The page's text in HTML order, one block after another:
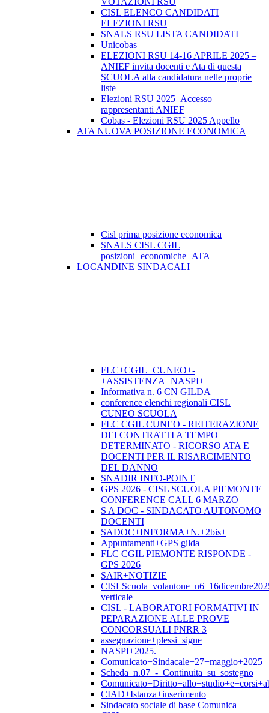
CISL ELENCO CANDIDATI
ELEZIONI RSU
SNALS RSU LISTA CANDIDATI
Unicobas
ELEZIONI RSU 14-16 APRILE 2025 –
ANIEF invita docenti e Ata di questa
SCUOLA alla candidatura nelle proprie
liste
Elezioni RSU 2025_Accesso
rappresentanti ANIEF
Cobas - Elezioni RSU 2025 Appello
ATA NUOVA POSIZIONE ECONOMICA
Cisl prima posizione economica
SNALS CISL CGIL
posizioni+economiche+ATA
LOCANDINE SINDACALI
FLC+CGIL+CUNEO+-
+ASSISTENZA+NASPI+
Informativa n. 6 CN GILDA
conference elenchi regionali CISL
CUNEO SCUOLA
FLC CGIL CUNEO - REITERAZIONE
DEI CONTRATTI A TEMPO
DETERMINATO - RICORSO ATA E
DOCENTI PER IL RISARCIMENTO
DEL DANNO
SNADIR INFO-POINT
GPS 2026 - CISL SCUOLA PIEMONTE
CONFERENCE CALL 6 MARZO
S A DOC - SINDACATO AUTONOMO
DOCENTI
SADOC+INFORMA+N.+2bis+
Appuntamenti+GPS gilda
FLC CGIL PIEMONTE RISPONDE -
GPS 2026
SAIR+NOTIZIE
verticale
CISL - LABORATORI FORMATIVI IN
PEPARAZIONE ALLE PROVE
CONCORSUALI PNRR 3
assegnazione+plessi_signe
NASPI+2025.
Comunicato+Sindacale+27+maggio+2025
Scheda_n.07_-_Continuita_su_sostegno
CIAD+Istanza+inserimento
Sindacato sociale di base Comunica